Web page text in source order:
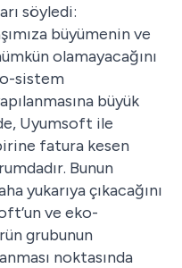
söyledi:
büyümenin ve
olamayacağını
sistem
büyük
Uyumsoft ile
fatura kesen
Bunun
yukarıya çıkacağını
ve eko-
grubunun
noktasında